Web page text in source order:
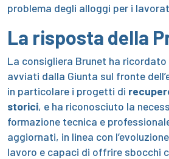
problema degli alloggi per i
La risposta della
La consigliera Brunet ha
avviati dalla Giunta sul fronte
in particolare i progetti di
storici, e ha riconosciuto la
formazione tecnica e
aggiornati, in linea con
lavoro e capaci di offrire sbocchi